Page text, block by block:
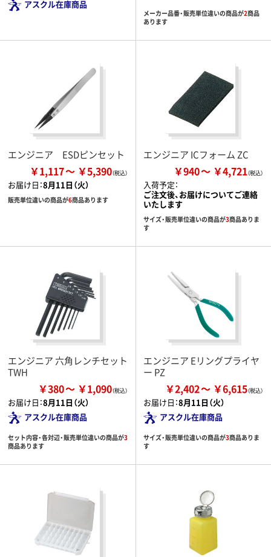
アスクル在庫商品
メーカー品番・販売単位違いの商品が2商品
あります
エンジニア ESDピンセット
￥1,117 ￥5,390
お届け日：8月11日（火）
販売単位違いの商品が6商品あります
エンジニア ICフォーム ZC
￥940 ￥4,721
入荷予定：
ご注文後、お届けについてご連絡
いたします
サイズ・販売単位違いの商品が3商品ありま
す
エンジニア 六角レンチセット
TWH
￥380 ￥1,090
お届け日：8月11日（火）
アスクル在庫商品
セット内容・各対辺・販売単位違いの商品が3
商品あります
エンジニア Eリングプライヤ
ー PZ
￥2,402 ￥6,615
お届け日：8月11日（火）
アスクル在庫商品
サイズ・販売単位違いの商品が3商品ありま
す